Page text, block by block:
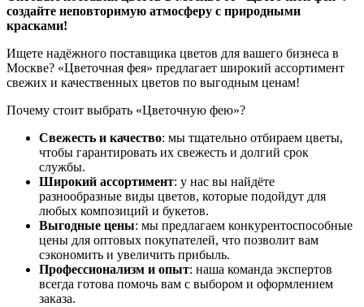
создайте неповторимую атмосферу с природными
красками!
Ищете надёжного поставщика цветов для вашего бизнеса в
Москве? «Цветочная фея» предлагает широкий ассортимент
свежих и качественных цветов по выгодным ценам!
Почему стоит выбрать «Цветочную фею»?
Свежесть и качество: мы тщательно отбираем цветы,
чтобы гарантировать их свежесть и долгий срок
службы.
Широкий ассортимент: у нас вы найдёте
разнообразные виды цветов, которые подойдут для
любых композиций и букетов.
Выгодные цены: мы предлагаем конкурентоспособные
цены для оптовых покупателей, что позволит вам
сэкономить и увеличить прибыль.
Профессионализм и опыт: наша команда экспертов
всегда готова помочь вам с выбором и оформлением
заказа.